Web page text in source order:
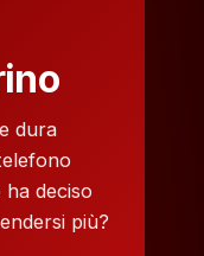
dura
deciso
più?